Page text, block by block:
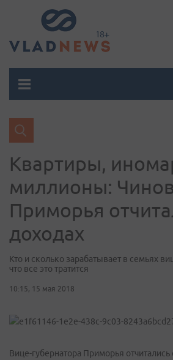
Квартиры,
миллионы:
Приморья
доходах
Кто и сколько зарабатывает в семьях
что все это тратится
10:15, 15 мая 2018
Вице-губернатора Приморья отчитались